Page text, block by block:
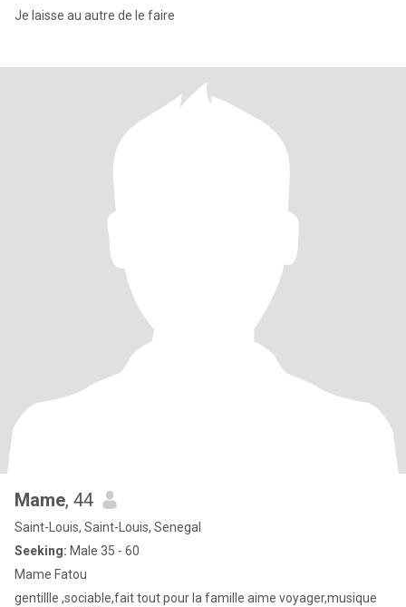
Je laisse au autre de le faire
Mame, 44
Saint-Louis, Saint-Louis, Senegal
Seeking: Male 35 - 60
Mame Fatou
gentillle ,sociable,fait tout pour la famille aime voyager,musique